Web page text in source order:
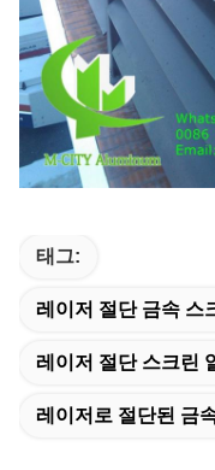
태그:
레이저 절단 금속 스
레이저 절단 스크린
레이저로 절단된 금